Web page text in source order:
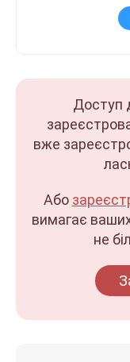
Доступ
вже
Або
вимагає
не